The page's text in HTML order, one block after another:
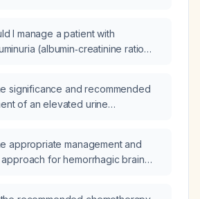
I manage a patient with
(albumin‑creatinine ratio
significance and recommended
of an elevated urine
appropriate management and
for hemorrhagic brain